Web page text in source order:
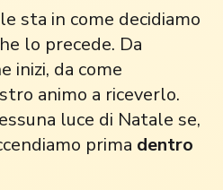
sta in come decidiamo
lo precede. Da
inizi, da come
animo a riceverlo.
luce di Natale se,
prima dentro